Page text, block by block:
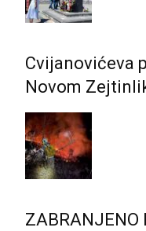
Cvijanovićeva
Novom
ZABRANJENO